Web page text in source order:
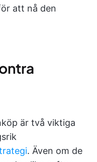
att nå den
är två viktiga
. Även om de